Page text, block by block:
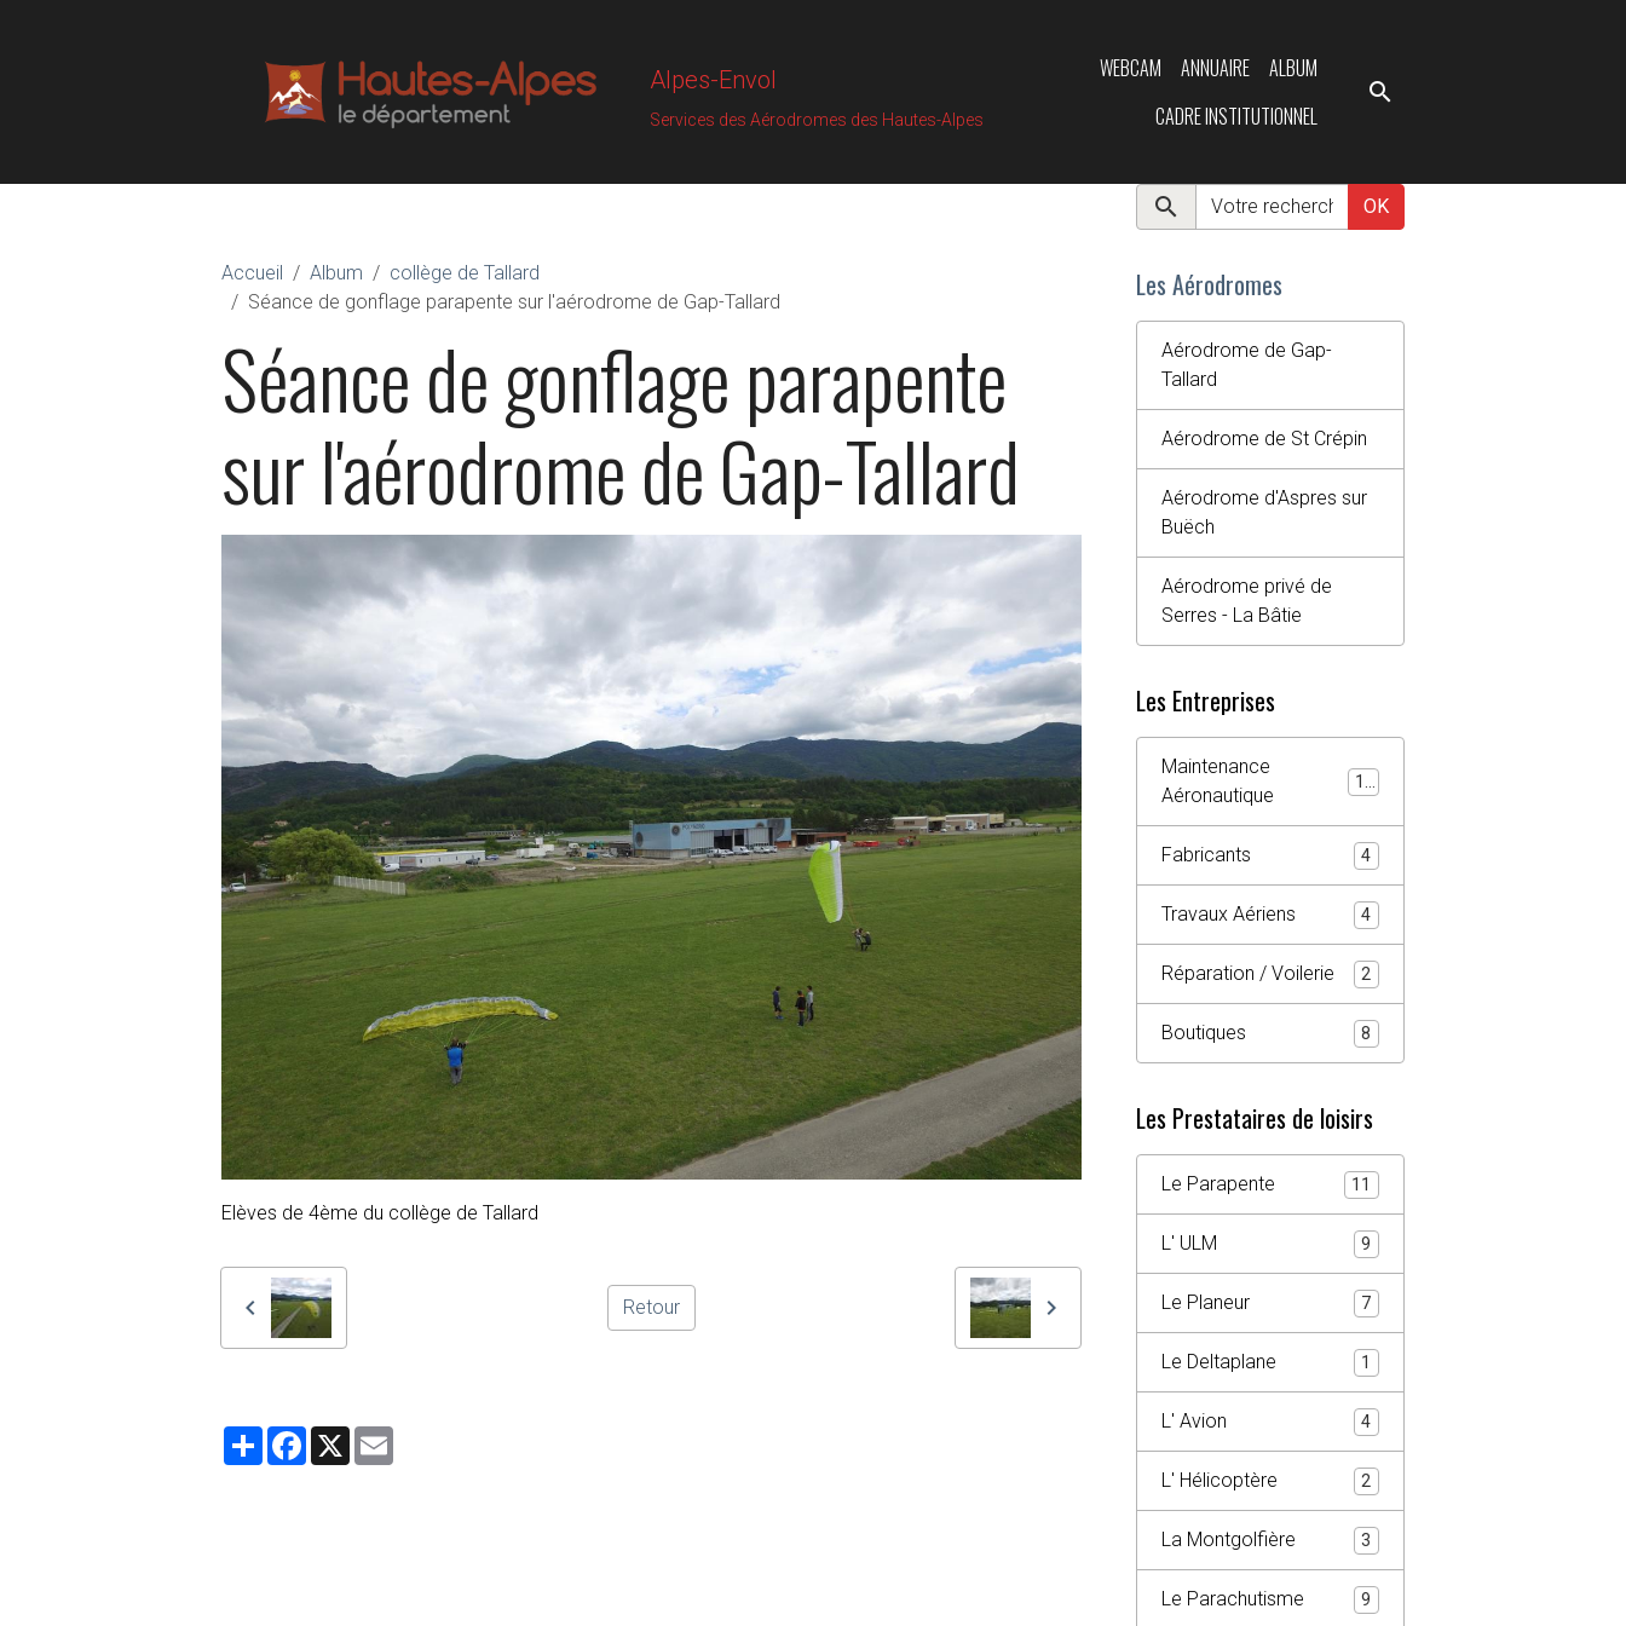
Alpes-Envol
Services des Aérodromes des Hautes-Alpes
WEBCAM ANNUAIRE
ALBUM
CADRE INSTITUTIONNEL
Accueil Album
collège de Tallard
Séance de gonflage parapente sur l'aérodrome de Gap-Tallard
Séance de gonflage parapente
sur l'aérodrome de Gap-Tallard
Elèves de 4ème du collège de Tallard
Retour
PartagerFacebook
X
OK
Les Aérodromes
Aérodrome de Gap-
Tallard
Aérodrome de St Crépin
Aérodrome d'Aspres sur
Buëch
Aérodrome privé de
Serres - La Bâtie
Les Entreprises
Maintenance
Aéronautique
Fabricants 4
Travaux Aériens 4
Réparation / Voilerie 2
Boutiques 8
Les Prestataires de loisirs
Le Parapente 11
L' ULM 9
Le Planeur 7
Le Deltaplane 1
L' Avion 4
L' Hélicoptère 2
La Montgolfière 3
Le Parachutisme 9